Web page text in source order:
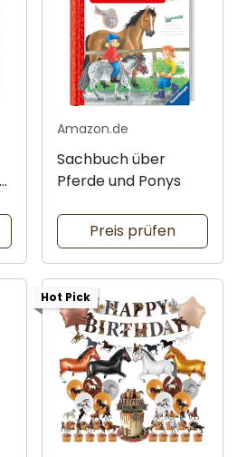
Amazon.de
Sachbuch über
Pferde und Ponys
Preis prüfen
Hot Pick